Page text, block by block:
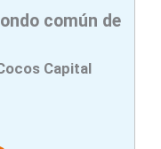
común de
Capital